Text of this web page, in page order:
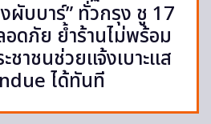
ผับบาร์” ทั่วกรุง ชู 17
ดภัย ย้ำร้านไม่พร้อม
ชาชนช่วยแจ้งเบาะแส
ได้ทันที